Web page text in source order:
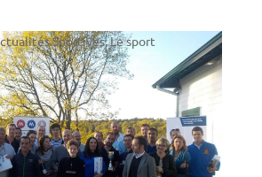
Sportives,Le sport